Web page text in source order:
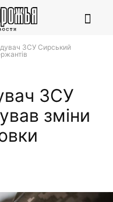
ЗСУ Сирський
ЗСУ
зміни